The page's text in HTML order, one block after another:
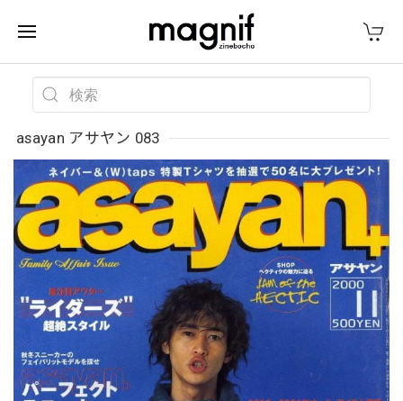
asayan アサヤン 083